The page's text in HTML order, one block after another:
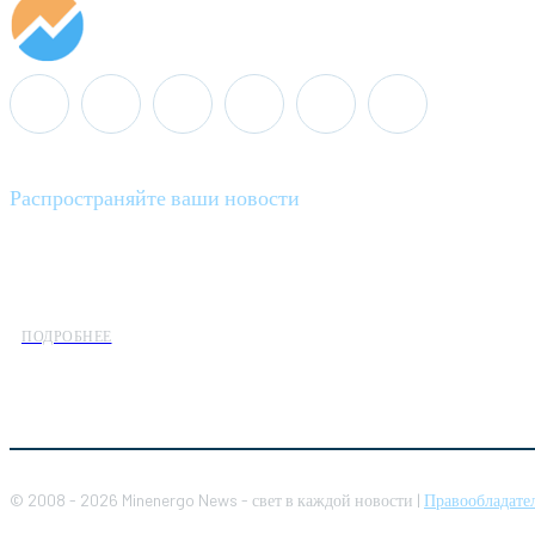
Распространяйте ваши новости
ПОДРОБНЕЕ
© 2008 - 2026 Minenergo News - свет в каждой новости |